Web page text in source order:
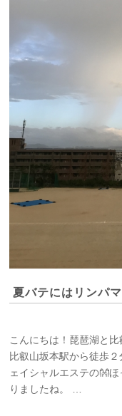
夏バテにはリンパ
こんにちは！琵琶湖と
比叡山坂本駅から徒歩
ェイシャルエステの👐
りましたね。 …